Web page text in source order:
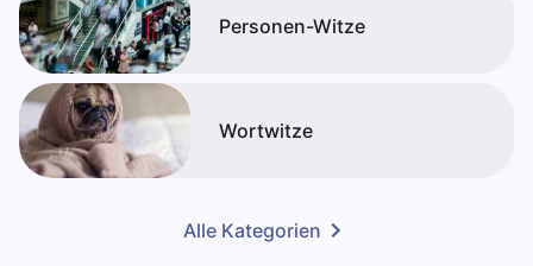
Personen-Witze
Wortwitze
Alle Kategorien